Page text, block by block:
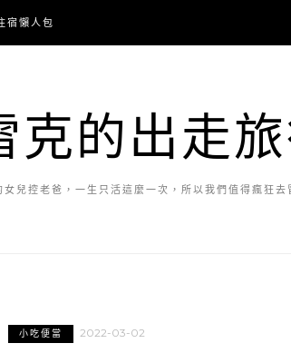
宿懶人包
克的出走
兒控老爸，一生只活這麼一次，所以我們值得瘋狂去
小吃便當 2022-03-02